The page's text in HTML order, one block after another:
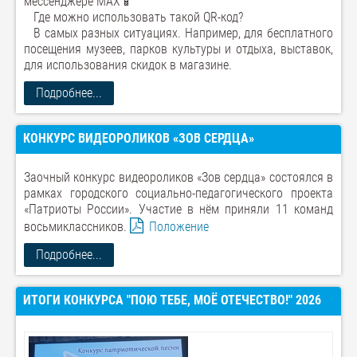
⠀Где можно использовать такой QR-код?
⠀В самых разных ситуациях. Например, для бесплатного
посещения музеев, парков культуры и отдыха, выставок,
для использования скидок в магазине.
Подробнее...
КОНКУРС ВИДЕОРОЛИКОВ «ЗОВ СЕРДЦА»
Заочный конкурс видеороликов «Зов сердца» состоялся в
рамках городского социально-педагогического проекта
«Патриоты России». Участие в нём приняли 11 команд
восьмиклассников.
Положение
Подробнее...
ИТОГИ КОНКУРСА "ПОЮ ТЕБЕ, МОЁ ОТЕЧЕСТВО!" 2026